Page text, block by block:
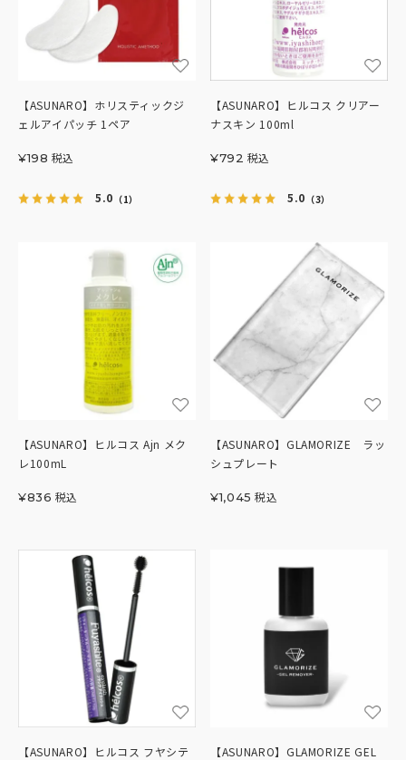
【ASUNARO】ホリスティックジ
ェルアイパッチ 1ペア
¥198 税込
5.0 （1）
【ASUNARO】ヒルコス クリアー
ナスキン 100ml
¥792 税込
5.0 （3）
【ASUNARO】ヒルコス Ajn メク
レ100mL
¥836 税込
【ASUNARO】GLAMORIZE ラッ
シュプレート
¥1,045 税込
【ASUNARO】ヒルコス フヤシテ
【ASUNARO】GLAMORIZE GEL